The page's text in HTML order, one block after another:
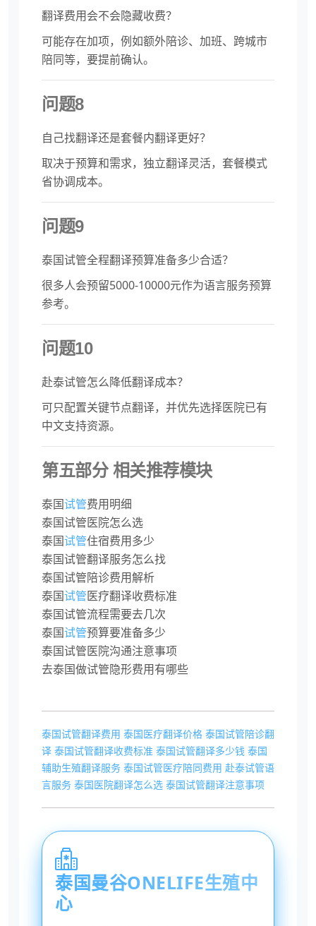
翻译费用会不会隐藏收费？
可能存在加项，例如额外陪诊、加班、跨城市
陪同等，要提前确认。
问题8
自己找翻译还是套餐内翻译更好？
取决于预算和需求，独立翻译灵活，套餐模式
省协调成本。
问题9
泰国试管全程翻译预算准备多少合适？
很多人会预留5000-10000元作为语言服务预算
参考。
问题10
赴泰试管怎么降低翻译成本？
可只配置关键节点翻译，并优先选择医院已有
中文支持资源。
第五部分 相关推荐模块
泰国试管费用明细
泰国试管医院怎么选
泰国试管住宿费用多少
泰国试管翻译服务怎么找
泰国试管陪诊费用解析
泰国试管医疗翻译收费标准
泰国试管流程需要去几次
泰国试管预算要准备多少
泰国试管医院沟通注意事项
去泰国做试管隐形费用有哪些
泰国试管翻译费用 泰国医疗翻译价格 泰国试管陪诊翻
译 泰国试管翻译收费标准 泰国试管翻译多少钱 泰国
辅助生殖翻译服务 泰国试管医疗陪同费用 赴泰试管语
言服务 泰国医院翻译怎么选 泰国试管翻译注意事项
泰国曼谷ONELIFE生殖中
心